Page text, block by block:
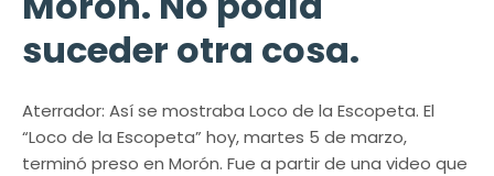
suceder otra cosa.
Aterrador: Así se mostraba Loco de la Escopeta. El
“Loco de la Escopeta” hoy, martes 5 de marzo,
terminó preso en Morón. Fue a partir de una video que